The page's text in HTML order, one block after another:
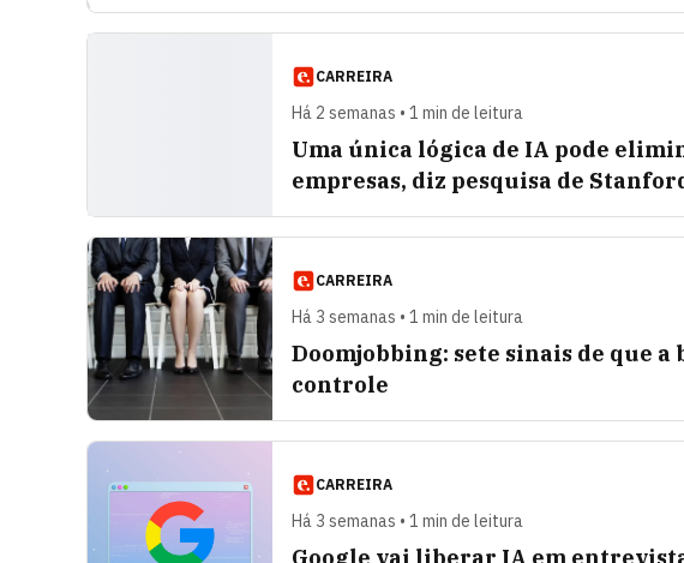
CARREIRA
Há 2 semanas • 1 min de leitura
Uma única lógica de IA pode
empresas, diz pesquisa de
CARREIRA
Há 3 semanas • 1 min de leitura
Doomjobbing: sete sinais de que a
controle
CARREIRA
Há 3 semanas • 1 min de leitura